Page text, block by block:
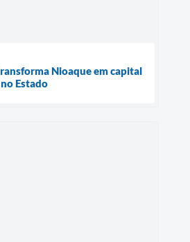
Nioaque em capital
Estado